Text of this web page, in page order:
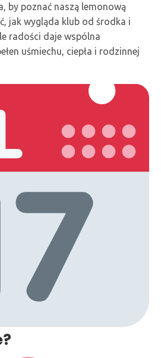
by poznać naszą lemonową
jak wygląda klub od środka i
radości daje wspólna
uśmiechu, ciepła i rodzinnej